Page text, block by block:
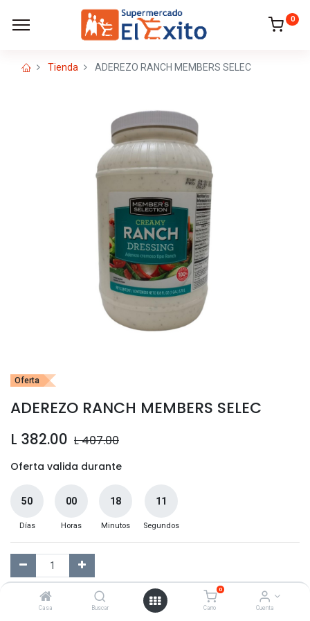
Casa Buscar
0
Carro Cuenta
0
Tienda ADEREZO RANCH MEMBERS SELEC
Oferta
ADEREZO RANCH MEMBERS SELEC
L 382.00 L407.00
Oferta valida durante
50
Días
00
Horas
18
Minutos
11
Segundos
Agregar al Carrito